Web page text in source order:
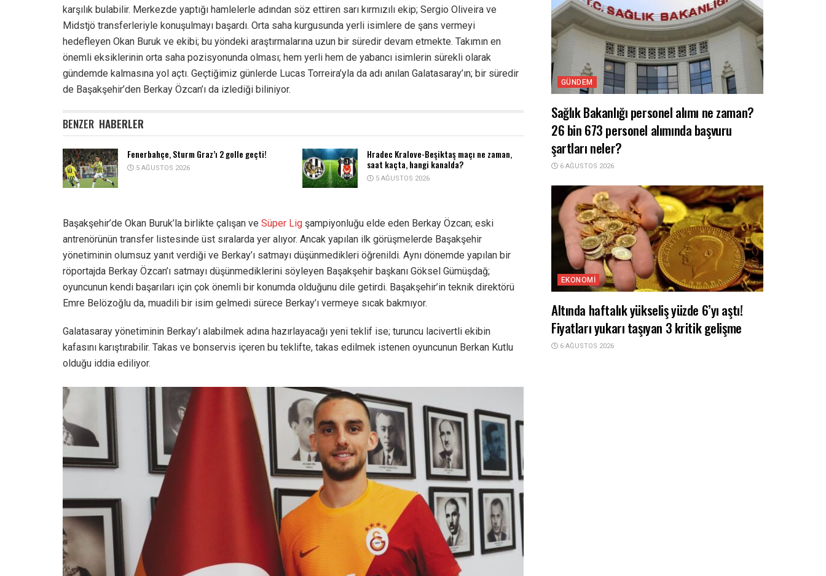
karşılık bulabilir. Merkezde yaptığı hamlelerle adından söz ettiren sarı kırmızılı ekip; Sergio Oliveira ve
Midstjö transferleriyle konuşulmayı başardı. Orta saha kurgusunda yerli isimlere de şans vermeyi
hedefleyen Okan Buruk ve ekibi; bu yöndeki araştırmalarına uzun bir süredir devam etmekte. Takımın en
önemli eksiklerinin orta saha pozisyonunda olması; hem yerli hem de yabancı isimlerin sürekli olarak
gündemde kalmasına yol açtı. Geçtiğimiz günlerde Lucas Torreira’yla da adı anılan Galatasaray’ın; bir süredir
de Başakşehir’den Berkay Özcan’ı da izlediği biliniyor.
BENZER HABERLER
Fenerbahçe, Sturm Graz’ı 2 golle geçti!
5 AĞUSTOS 2026
Hradec Kralove-Beşiktaş maçı ne zaman,
saat kaçta, hangi kanalda?
5 AĞUSTOS 2026
Başakşehir’de Okan Buruk’la birlikte çalışan ve Süper Lig şampiyonluğu elde eden Berkay Özcan; eski
antrenörünün transfer listesinde üst sıralarda yer alıyor. Ancak yapılan ilk görüşmelerde Başakşehir
yönetiminin olumsuz yanıt verdiği ve Berkay’ı satmayı düşünmedikleri öğrenildi. Aynı dönemde yapılan bir
röportajda Berkay Özcan’ı satmayı düşünmediklerini söyleyen Başakşehir başkanı Göksel Gümüşdağ;
oyuncunun kendi başarıları için çok önemli bir konumda olduğunu dile getirdi. Başakşehir’in teknik direktörü
Emre Belözoğlu da, muadili bir isim gelmedi sürece Berkay’ı vermeye sıcak bakmıyor.
Galatasaray yönetiminin Berkay’ı alabilmek adına hazırlayacağı yeni teklif ise; turuncu lacivertli ekibin
kafasını karıştırabilir. Takas ve bonservis içeren bu teklifte, takas edilmek istenen oyuncunun Berkan Kutlu
olduğu iddia ediliyor.
GÜNDEM
Sağlık Bakanlığı personel alımı ne zaman?
26 bin 673 personel alımında başvuru
şartları neler?
6 AĞUSTOS 2026
EKONOMI
Altında haftalık yükseliş yüzde 6’yı aştı!
Fiyatları yukarı taşıyan 3 kritik gelişme
6 AĞUSTOS 2026